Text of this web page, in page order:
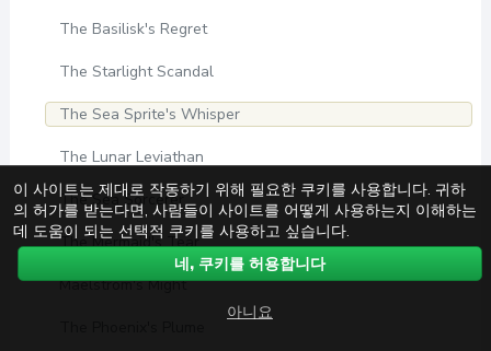
The Basilisk's Regret
The Starlight Scandal
The Sea Sprite's Whisper
The Lunar Leviathan
The Sea Sorcerer
The Mermaid's Tear
Maelstrom's Might
이 사이트는 제대로 작동하기 위해 필요한 쿠키를 사용합니다. 귀하
의 허가를 받는다면, 사람들이 사이트를 어떻게 사용하는지 이해하는
데 도움이 되는 선택적 쿠키를 사용하고 싶습니다.
네, 쿠키를 허용합니다
아니요